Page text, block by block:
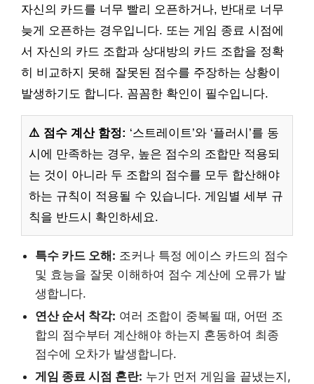
자신의 카드를 너무 빨리 오픈하거나, 반대로 너무
늦게 오픈하는 경우입니다. 또는 게임 종료 시점에
서 자신의 카드 조합과 상대방의 카드 조합을 정확
히 비교하지 못해 잘못된 점수를 주장하는 상황이
발생하기도 합니다. 꼼꼼한 확인이 필수입니다.
⚠️ 점수 계산 함정: ‘스트레이트’와 ‘플러시’를 동
시에 만족하는 경우, 높은 점수의 조합만 적용되
는 것이 아니라 두 조합의 점수를 모두 합산해야
하는 규칙이 적용될 수 있습니다. 게임별 세부 규
칙을 반드시 확인하세요.
특수 카드 오해: 조커나 특정 에이스 카드의 점수
및 효능을 잘못 이해하여 점수 계산에 오류가 발
생합니다.
연산 순서 착각: 여러 조합이 중복될 때, 어떤 조
합의 점수부터 계산해야 하는지 혼동하여 최종
점수에 오차가 발생합니다.
게임 종료 시점 혼란: 누가 먼저 게임을 끝냈는지,